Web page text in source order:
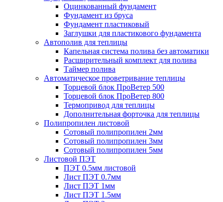
Оцинкованный фундамент
Фундамент из бруса
Фундамент пластиковый
Заглушки для пластикового фундамента
Автополив для теплицы
Капельная система полива без автоматики
Расширительный комплект для полива
Таймер полива
Автоматическое проветривание теплицы
Торцевой блок ПроВетер 500
Торцевой блок ПроВетер 800
Термопривод для теплицы
Дополнительная форточка для теплицы
Полипропилен листовой
Сотовый полипропилен 2мм
Сотовый полипропилен 3мм
Сотовый полипропилен 5мм
Листовой ПЭТ
ПЭТ 0.5мм листовой
Лист ПЭТ 0.7мм
Лист ПЭТ 1мм
Лист ПЭТ 1.5мм